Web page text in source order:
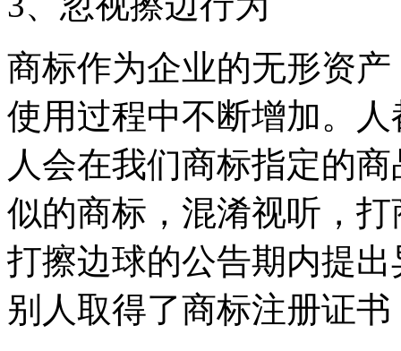
商标作为企业的无形资
使用过程中不断增加。
人会在我们商标指定的
似的商标，混淆视听，
打擦边球的公告期内提
别人取得了商标注册证